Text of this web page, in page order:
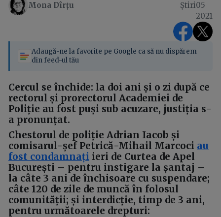
Mona Dîrțu Știri05
2021
Adaugă-ne la favorite pe Google ca să nu dispărem
din feed-ul tău
Cercul se închide: la doi ani și o zi după ce
rectorul și prorectorul Academiei de
Poliție au fost puși sub acuzare, justiția s-
a pronunțat.
Chestorul de poliție Adrian Iacob și
comisarul-șef Petrică-Mihail Marcoci au
fost condamnați ieri de Curtea de Apel
București – pentru instigare la șantaj –
la câte 3 ani de închisoare cu suspendare;
câte 120 de zile de muncă în folosul
comunității; și interdicție, timp de 3 ani,
pentru următoarele drepturi: